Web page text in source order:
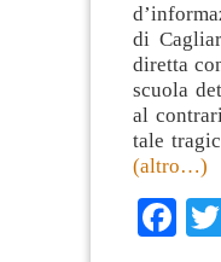
di
diretta
scuola
al
tale
(altro…)